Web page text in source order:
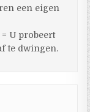
een eigen
U probeert
te dwingen.